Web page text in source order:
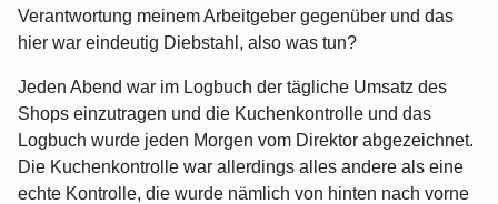
Verantwortung meinem Arbeitgeber gegenüber und das
hier war eindeutig Diebstahl, also was tun?
Jeden Abend war im Logbuch der tägliche Umsatz des
Shops einzutragen und die Kuchenkontrolle und das
Logbuch wurde jeden Morgen vom Direktor abgezeichnet.
Die Kuchenkontrolle war allerdings alles andere als eine
echte Kontrolle, die wurde nämlich von hinten nach vorne